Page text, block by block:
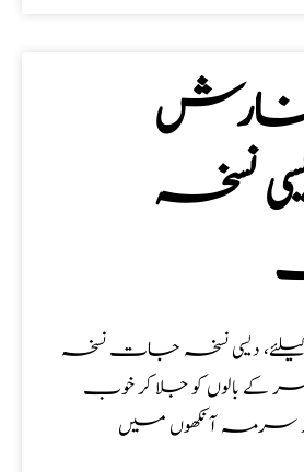
خارش
نسخہ
دیسی نسخہ جات نسخہ
سر کے بالوں کو جلا کر خوب
سرمہ آنکھوں میں